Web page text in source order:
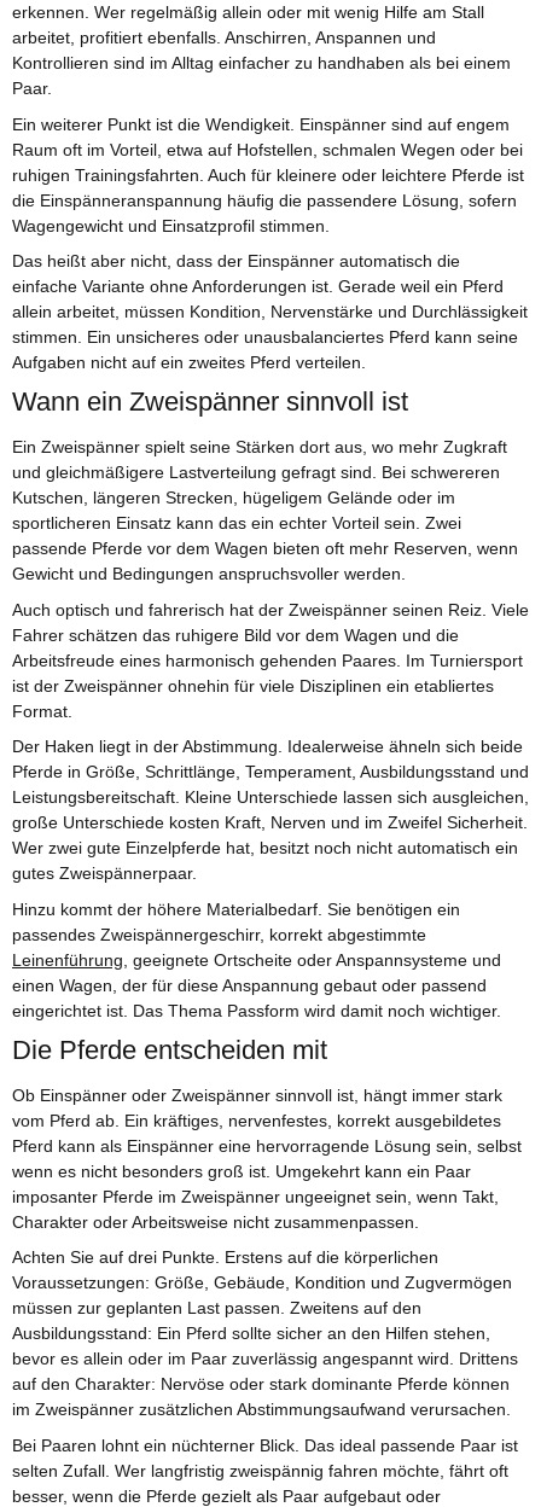
erkennen. Wer regelmäßig allein oder mit wenig Hilfe am Stall
arbeitet, profitiert ebenfalls. Anschirren, Anspannen und
Kontrollieren sind im Alltag einfacher zu handhaben als bei einem
Paar.
Ein weiterer Punkt ist die Wendigkeit. Einspänner sind auf engem
Raum oft im Vorteil, etwa auf Hofstellen, schmalen Wegen oder bei
ruhigen Trainingsfahrten. Auch für kleinere oder leichtere Pferde ist
die Einspänneranspannung häufig die passendere Lösung, sofern
Wagengewicht und Einsatzprofil stimmen.
Das heißt aber nicht, dass der Einspänner automatisch die
einfache Variante ohne Anforderungen ist. Gerade weil ein Pferd
allein arbeitet, müssen Kondition, Nervenstärke und Durchlässigkeit
stimmen. Ein unsicheres oder unausbalanciertes Pferd kann seine
Aufgaben nicht auf ein zweites Pferd verteilen.
Wann ein Zweispänner sinnvoll ist
Ein Zweispänner spielt seine Stärken dort aus, wo mehr Zugkraft
und gleichmäßigere Lastverteilung gefragt sind. Bei schwereren
Kutschen, längeren Strecken, hügeligem Gelände oder im
sportlicheren Einsatz kann das ein echter Vorteil sein. Zwei
passende Pferde vor dem Wagen bieten oft mehr Reserven, wenn
Gewicht und Bedingungen anspruchsvoller werden.
Auch optisch und fahrerisch hat der Zweispänner seinen Reiz. Viele
Fahrer schätzen das ruhigere Bild vor dem Wagen und die
Arbeitsfreude eines harmonisch gehenden Paares. Im Turniersport
ist der Zweispänner ohnehin für viele Disziplinen ein etabliertes
Format.
Der Haken liegt in der Abstimmung. Idealerweise ähneln sich beide
Pferde in Größe, Schrittlänge, Temperament, Ausbildungsstand und
Leistungsbereitschaft. Kleine Unterschiede lassen sich ausgleichen,
große Unterschiede kosten Kraft, Nerven und im Zweifel Sicherheit.
Wer zwei gute Einzelpferde hat, besitzt noch nicht automatisch ein
gutes Zweispännerpaar.
Hinzu kommt der höhere Materialbedarf. Sie benötigen ein
passendes Zweispännergeschirr, korrekt abgestimmte
Leinenführung , geeignete Ortscheite oder Anspannsysteme und
einen Wagen, der für diese Anspannung gebaut oder passend
eingerichtet ist. Das Thema Passform wird damit noch wichtiger.
Die Pferde entscheiden mit
Ob Einspänner oder Zweispänner sinnvoll ist, hängt immer stark
vom Pferd ab. Ein kräftiges, nervenfestes, korrekt ausgebildetes
Pferd kann als Einspänner eine hervorragende Lösung sein, selbst
wenn es nicht besonders groß ist. Umgekehrt kann ein Paar
imposanter Pferde im Zweispänner ungeeignet sein, wenn Takt,
Charakter oder Arbeitsweise nicht zusammenpassen.
Achten Sie auf drei Punkte. Erstens auf die körperlichen
Voraussetzungen: Größe, Gebäude, Kondition und Zugvermögen
müssen zur geplanten Last passen. Zweitens auf den
Ausbildungsstand: Ein Pferd sollte sicher an den Hilfen stehen,
bevor es allein oder im Paar zuverlässig angespannt wird. Drittens
auf den Charakter: Nervöse oder stark dominante Pferde können
im Zweispänner zusätzlichen Abstimmungsaufwand verursachen.
Bei Paaren lohnt ein nüchterner Blick. Das ideal passende Paar ist
selten Zufall. Wer langfristig zweispännig fahren möchte, fährt oft
besser, wenn die Pferde gezielt als Paar aufgebaut oder